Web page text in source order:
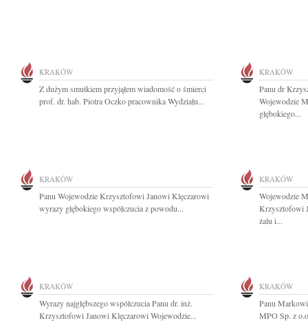
KRAKÓW
Z dużym smutkiem przyjąłem wiadomość o śmierci
prof. dr. hab. Piotra Oczko pracownika Wydziału...
KRAKÓW
Panu dr
Wojewodzie
głębokiego...
KRAKÓW
Panu Wojewodzie Krzysztofowi Janowi Klęczarowi
wyrazy głębokiego współczucia z powodu...
KRAKÓW
Wojewodzie
Krzysztofowi
żalu i...
KRAKÓW
Wyrazy najgłębszego współczucia Panu dr. inż.
Krzysztofowi Janowi Klęczarowi Wojewodzie...
KRAKÓW
Panu
MPO Sp. z